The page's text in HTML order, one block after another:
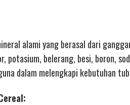
alami yang berasal dari
potasium, belerang, besi, boron,
dalam melengkapi kebutuhan